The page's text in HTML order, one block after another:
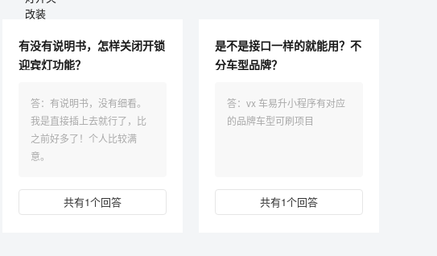
有没有说明书，怎样关闭开锁
迎宾灯功能？
答：有说明书，没有细看。
我是直接插上去就行了，比
之前好多了！个人比较满
意。
共有1个回答
是不是接口一样的就能用？不
分车型品牌？
答：vx 车易升小程序有对应
的品牌车型可刷项目
共有1个回答